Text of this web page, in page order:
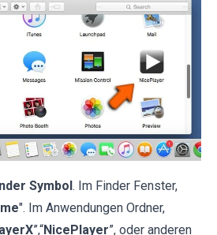
Symbol. Im Finder Fenster,
". Im Anwendungen Ordner,
”,“NicePlayer”, oder anderen